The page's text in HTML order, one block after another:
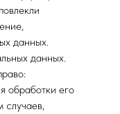
данных.
данных.
обработки его
случаев,